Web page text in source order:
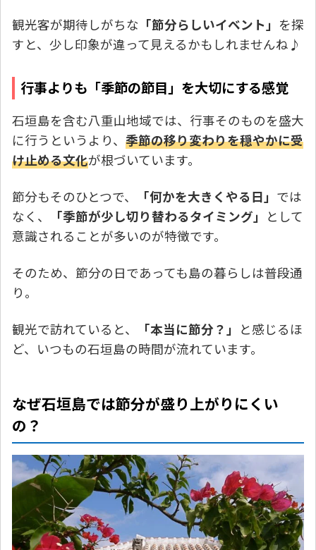
観光客が期待しがちな 「節分らしいイベント」 を探
すと、少し印象が違って見えるかもしれませんね♪
行事よりも「季節の節目」を大切にする感覚
石垣島を含む八重山地域では、行事そのものを盛大
に行うというより、 季節の移り変わりを穏やかに受
け止める文化が根づいています。
節分もそのひとつで、 「何かを大きくやる日」 では
なく、
「季節が少し切り替わるタイミング」 として
意識されることが多いのが特徴です。
そのため、節分の日であっても島の暮らしは普段通
り。
観光で訪れていると、 「本当に節分？」 と感じるほ
ど、いつもの石垣島の時間が流れています。
なぜ石垣島では節分が盛り上がりにくい
の？